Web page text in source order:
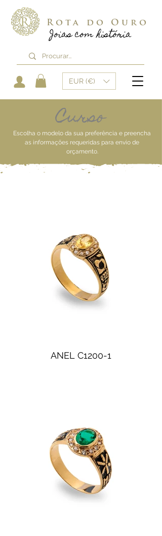
Joias com história
Rota do Ouro
EUR (€)
Curso
Escolha o modelo da sua preferência e preencha
as informações requeridas para envio de
orçamento.
ANEL C1200-1